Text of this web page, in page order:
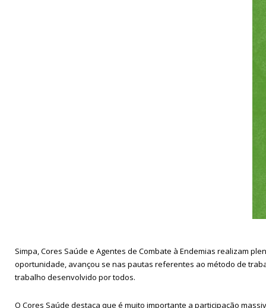
Simpa, Cores Saúde e Agentes de Combate à Endemias realizam
oportunidade, avançou se nas pautas referentes ao método de
trabalho desenvolvido por todos.
O Cores Saúde destaca que é muito importante a participação